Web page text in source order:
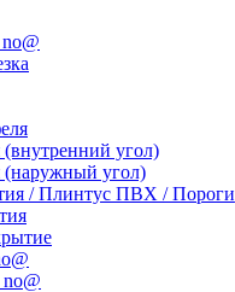
угол)
(наружный угол)
/ Плинтус ПВХ / Пороги